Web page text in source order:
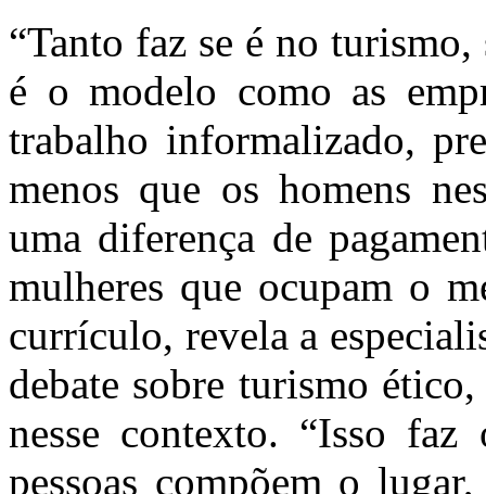
“Tanto faz se é no
é o modelo como as
trabalho informalizado,
menos que os homens
uma diferença de
mulheres que ocupam o
currículo, revela a
debate sobre turismo
nesse contexto. “Isso faz
pessoas compõem o